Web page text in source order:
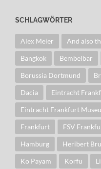
SCHLAGWÖRTER
Alex Meier And also
Bangkok Bembelbar
Borussia Dortmund
Dacia Eintracht
Eintracht Frankfurt
Frankfurt FSV
Hamburg Heribert
Ko Payam Korfu